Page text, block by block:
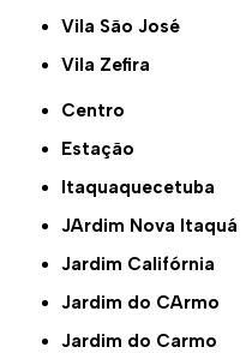
Vila São José
Vila Zefira
Centro
Estação
Itaquaquecetuba
JArdim Nova Itaquá
Jardim Califórnia
Jardim do CArmo
Jardim do Carmo